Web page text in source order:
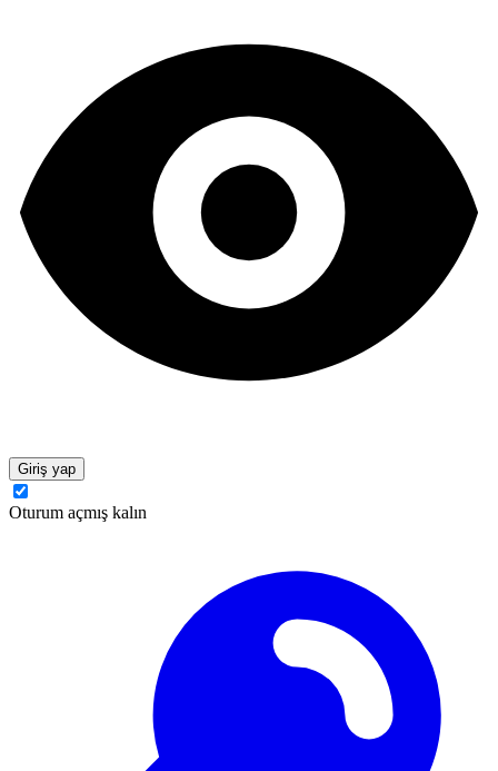
Giriş yap
Oturum açmış kalın